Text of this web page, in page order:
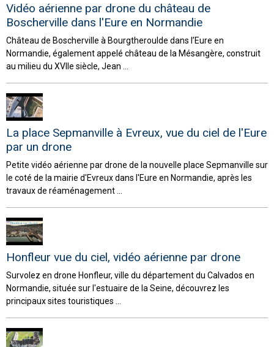
Vidéo aérienne par drone du château de
Boscherville dans l'Eure en Normandie
Château de Boscherville à Bourgtheroulde dans l’Eure en
Normandie, également appelé château de la Mésangère, construit
au milieu du XVIIe siècle, Jean ...
La place Sepmanville à Evreux, vue du ciel de l'Eure
par un drone
Petite vidéo aérienne par drone de la nouvelle place Sepmanville sur
le coté de la mairie d'Evreux dans l'Eure en Normandie, après les
travaux de réaménagement ...
Honfleur vue du ciel, vidéo aérienne par drone
Survolez en drone Honfleur, ville du département du Calvados en
Normandie, située sur l'estuaire de la Seine, découvrez les
principaux sites touristiques ...